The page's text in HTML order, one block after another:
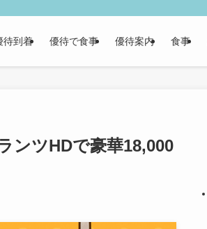
待到着 優待で食事 優待案内 食事
ンツHDで豪華18,000